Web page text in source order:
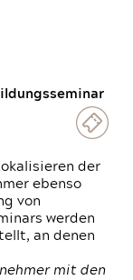
der
ebenso
von
werden
an denen
mit den